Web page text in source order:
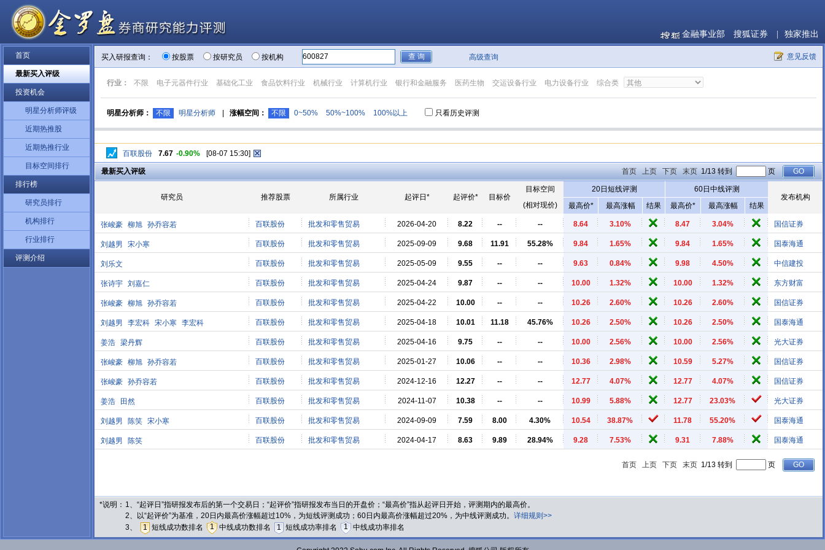
金融事业部 搜狐证券 独家推出
首页
最新买入评级
投资机会
明星分析师评级
近期热推股
近期热推行业
目标空间排行
排行榜
研究员排行
机构排行
行业排行
评测介绍
买入研报查询： 按股票 按研究员 按机构 高级查询 意见反馈
行业： 不限 电子元器件行业 基础化工业 食品饮料行业 机械行业 计算机行业 银行和金融服务 医药生物 交运设备行业 电力设备行业 综合类
明星分析师： 不限 明星分析师 涨幅空间： 不限 0~50% 50%~100% 100%以上 只看历史评测
百联股份 7.67 -0.90% [08-07 15:30]
首页 上页 下页 末页 1/13 转到 页
最新买入评级
研究员 推荐股票 所属行业 起评日* 起评价* 目标价
目标空间
(相对现价)
20日短线评测
60日中线评测
发布机构
最高价*
最高涨幅 结果 最高价* 最高涨幅 结果
张峻豪 柳旭 孙乔容若 百联股份 批发和零售贸易 2026-04-20 8.22 -- -- 8.64 3.10% 8.47 3.04% 国信证券
刘越男 宋小寒 百联股份 批发和零售贸易 2025-09-09 9.68 11.91 55.28% 9.84 1.65% 9.84 1.65% 国泰海通
刘乐文 百联股份 批发和零售贸易 2025-05-09 9.55 -- -- 9.63 0.84% 9.98 4.50% 中信建投
张诗宇 刘嘉仁 百联股份 批发和零售贸易 2025-04-24 9.87 -- -- 10.00 1.32% 10.00 1.32% 东方财富
张峻豪 柳旭 孙乔容若 百联股份 批发和零售贸易 2025-04-22 10.00 -- -- 10.26 2.60% 10.26 2.60% 国信证券
刘越男 李宏科 宋小寒 李宏科 百联股份 批发和零售贸易 2025-04-18 10.01 11.18 45.76% 10.26 2.50% 10.26 2.50% 国泰海通
姜浩 梁丹辉 百联股份 批发和零售贸易 2025-04-16 9.75 -- -- 10.00 2.56% 10.00 2.56% 光大证券
张峻豪 柳旭 孙乔容若 百联股份 批发和零售贸易 2025-01-27 10.06 -- -- 10.36 2.98% 10.59 5.27% 国信证券
张峻豪 孙乔容若 百联股份 批发和零售贸易 2024-12-16 12.27 -- -- 12.77 4.07% 12.77 4.07% 国信证券
姜浩 田然 百联股份 批发和零售贸易 2024-11-07 10.38 -- -- 10.99 5.88% 12.77 23.03% 光大证券
刘越男 陈笑 宋小寒 百联股份 批发和零售贸易 2024-09-09 7.59 8.00 4.30% 10.54 38.87% 11.78 55.20% 国泰海通
刘越男 陈笑 百联股份 批发和零售贸易 2024-04-17 8.63 9.89 28.94% 9.28 7.53% 9.31 7.88% 国泰海通
首页 上页 下页 末页 1/13 转到 页
*说明： 1、“起评日”指研报发布后的第一个交易日；“起评价”指研报发布当日的开盘价；“最高价”指从起评日开始，评测期内的最高价。
2、以“起评价”为基准，20日内最高价涨幅超过10%，为短线评测成功；60日内最高价涨幅超过20%，为中线评测成功。 详细规则>>
3、
1 短线成功数排名 1 中线成功数排名 1 短线成功率排名 1 中线成功率排名